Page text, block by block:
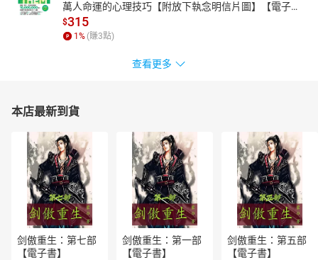
萬人命運的心理技巧【附放下執念明信片圖】【電子
書】
$315
1 % (賺3點)
查看更多
本店最新到貨
剑傲重生：第七部
【電子書】
剑傲重生：第一部
【電子書】
剑傲重生：第五部
【電子書】